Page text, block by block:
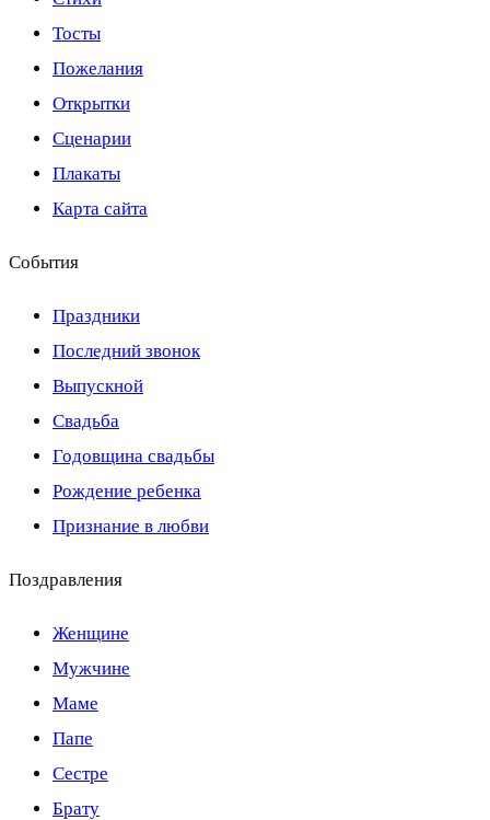
Тосты
Пожелания
Открытки
Сценарии
Плакаты
Карта сайта
События
Праздники
Последний звонок
Выпускной
Свадьба
Годовщина свадьбы
Рождение ребенка
Признание в любви
Поздравления
Женщине
Мужчине
Маме
Папе
Сестре
Брату